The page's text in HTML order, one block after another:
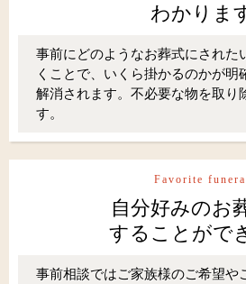
わかりま
事前にどのようなお葬式にされた
くことで、いくら掛かるのかが明
解消されます。不必要な物を取り
す。
Favorite
自分好みのお
することがで
事前相談ではご家族様のご希望や